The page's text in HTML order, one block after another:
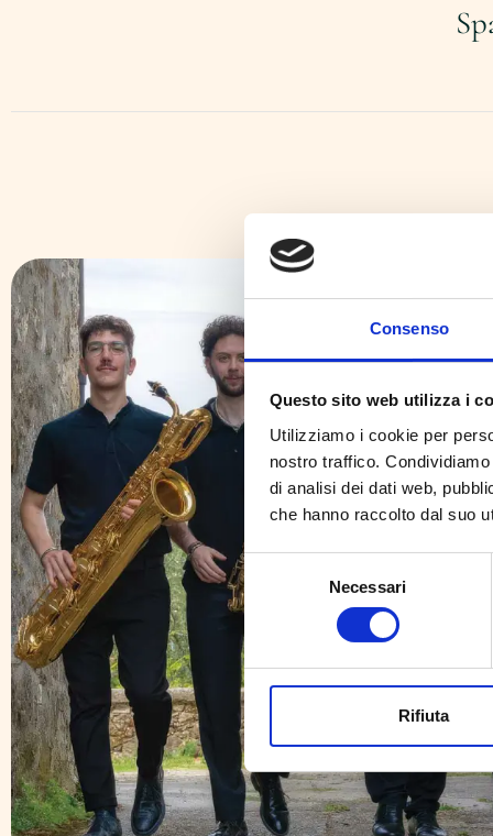
Consenso
Questo sito web utilizza i
Utilizziamo i cookie per
nostro traffico.
di analisi dei dati web,
che hanno raccolto dal suo
Selezione
del
consenso
Necessari
Rifiuta